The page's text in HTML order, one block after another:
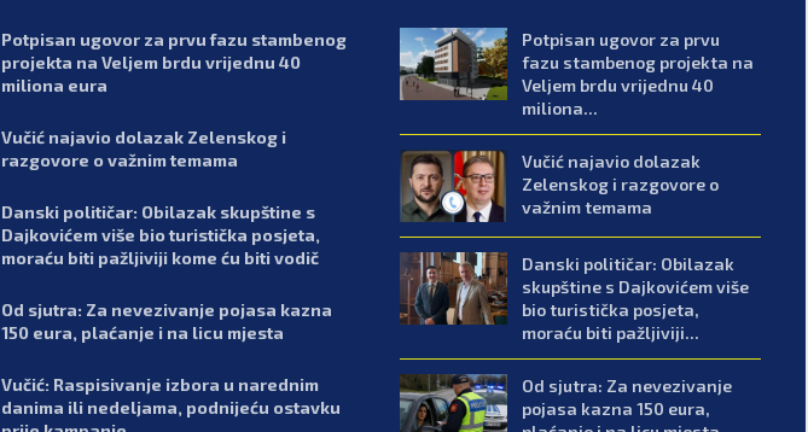
Potpisan ugovor za prvu fazu stambenog
projekta na Veljem brdu vrijednu 40
miliona eura
Vučić najavio dolazak Zelenskog i
razgovore o važnim temama
Danski političar: Obilazak skupštine s
Dajkovićem više bio turistička posjeta,
moraću biti pažljiviji kome ću biti vodič
Od sjutra: Za nevezivanje pojasa kazna
150 eura, plaćanje i na licu mjesta
Vučić: Raspisivanje izbora u narednim
danima ili nedeljama, podnijeću ostavku
Potpisan ugovor za prvu
fazu stambenog projekta na
Veljem brdu vrijednu 40
miliona...
Vučić najavio dolazak
Zelenskog i razgovore o
važnim temama
Danski političar: Obilazak
skupštine s Dajkovićem više
bio turistička posjeta,
moraću biti pažljiviji...
Od sjutra: Za nevezivanje
pojasa kazna 150 eura,